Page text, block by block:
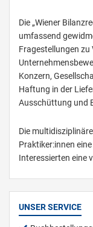
Die „Wiener
umfassend
Fragestellungen zu
Konzern,
Haftung in der
Ausschüttung und
Die
Praktiker:innen
Interessierten eine
UNSER SERVICE